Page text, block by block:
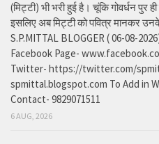
(मिट्टी) भी भरी हुई है। चूंकि गोवर्धन पुर
इसलिए अब मिट्टी को पवित्र मानकर उनके
S.P.MITTAL BLOGGER ( 06-08-
Facebook Page-
Twitter- https://twitter.com/
spmittal.blogspot.com To Add in
Contact- 9829071511
6 AUG, 2026